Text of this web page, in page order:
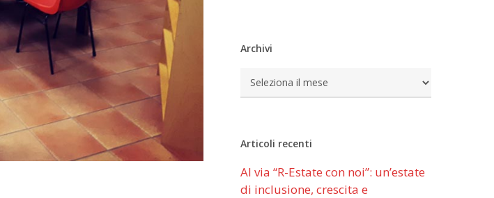
Archivi
Archivi
Articoli recenti
Al via “R-Estate con noi”: un’estate
di inclusione, crescita e